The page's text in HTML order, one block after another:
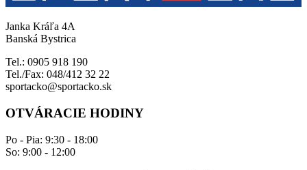
Janka Kráľa 4A
Banská Bystrica
Tel.: 0905 918 190
Tel./Fax: 048/412 32 22
sportacko@sportacko.sk
OTVÁRACIE HODINY
Po - Pia: 9:30 - 18:00
So: 9:00 - 12:00